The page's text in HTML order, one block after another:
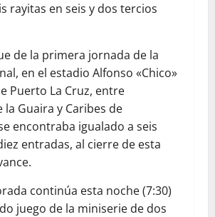
rayitas en seis y dos tercios
de la primera jornada de la
en el estadio Alfonso «Chico»
Puerto La Cruz, entre
la Guaira y Caribes de
encontraba igualado a seis
entradas, al cierre de esta
continúa esta noche (7:30)
juego de la miniserie de dos